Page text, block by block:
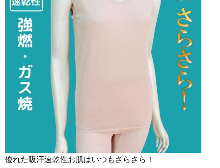
優れた吸汗速乾性お肌はいつもさらさら！